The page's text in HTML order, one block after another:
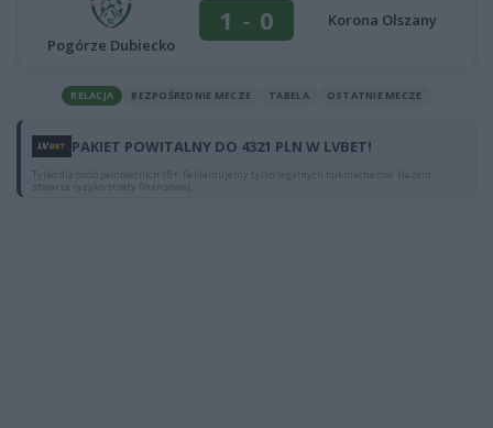
Pogórze Dubiecko
1 - 0 Korona Olszany
RELACJA BEZPOŚREDNIE MECZE TABELA OSTATNIE MECZE
PAKIET POWITALNY DO 4321 PLN W LVBET!
Tylko dla osób pełnoletnich 18+. Reklamujemy tylko legalnych bukmacherów. Hazard
stwarza ryzyko straty finansowej.